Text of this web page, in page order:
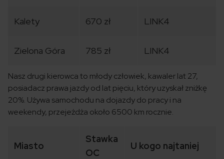
Kalety 670 zł LINK4
Zielona Góra 785 zł LINK4
Nasz drugi kierowca to młody człowiek, kawaler lat 27,
posiadacz prawa jazdy od lat pięciu, który uzyskał zniżkę
20%. Używa samochodu na dojazdy do pracy i na
weekendy, przejeżdża około 6500 km rocznie.
Miasto
Stawka
OC
U kogo najtaniej